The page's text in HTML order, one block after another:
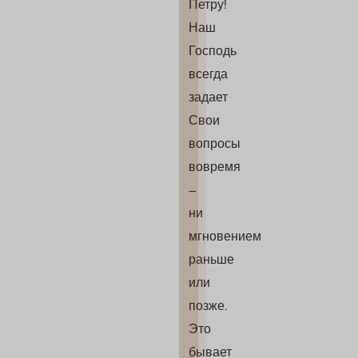
Наш
Господь
всегда
задает
Свои
вопросы
вовремя
–
ни
мгновением
раньше
или
позже.
Это
бывает